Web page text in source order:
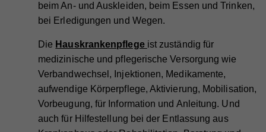
beim An- und Auskleiden, beim Essen und Trinken,
bei Erledigungen und Wegen.
Die Hauskrankenpflege ist zuständig für
medizinische und pflegerische Versorgung wie
Verbandwechsel, Injektionen, Medikamente,
aufwendige Körperpflege, Aktivierung, Mobilisation,
Vorbeugung, für Information und Anleitung. Und
auch für Hilfestellung bei der Entlassung aus